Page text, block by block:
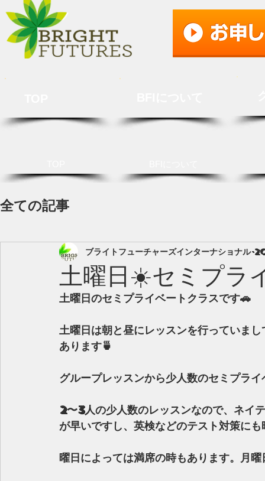
全ての記事
土曜日☀️セミプラ
ブライトフューチャーズインターナショナル
土曜日のセミプライベートクラスです🚗
土曜日は朝と昼にレッスンを行っていま
あります🍵
グループレッスンから少人数のセミプラ
2〜3人の少人数のレッスンなので、ネイ
が早いですし、英検などのテスト対策に
曜日によっては満席の時もあります。月